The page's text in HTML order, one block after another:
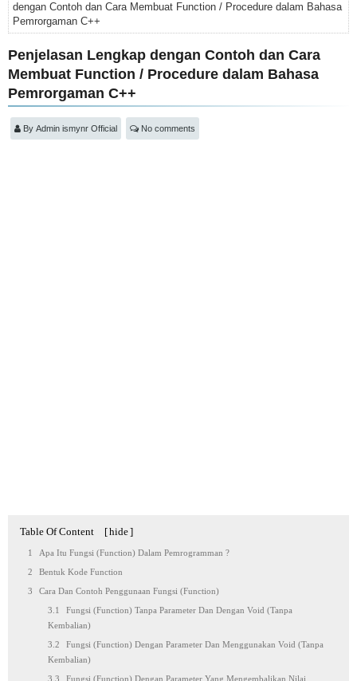
dengan Contoh dan Cara Membuat Function / Procedure dalam Bahasa
Pemrorgaman C++
Penjelasan Lengkap dengan Contoh dan Cara
Membuat Function / Procedure dalam Bahasa
Pemrorgaman C++
By Admin ismynr Official No comments
Table Of Content [hide]
Apa Itu Fungsi (Function) Dalam Pemrogramman ?
Bentuk Kode Function
Cara Dan Contoh Penggunaan Fungsi (Function)
Fungsi (function) Tanpa Parameter Dan Dengan Void (tanpa
Kembalian)
Fungsi (function) Dengan Parameter Dan Menggunakan Void (tanpa
Kembalian)
Fungsi (function) Dengan Parameter Yang Mengembalikan Nilai